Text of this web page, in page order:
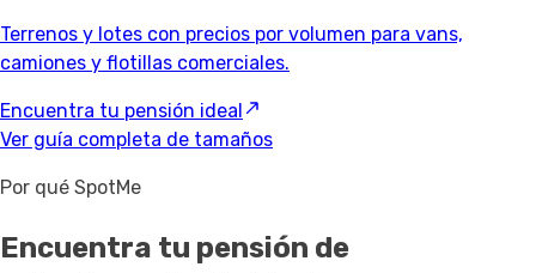
Terrenos y lotes con precios por volumen para vans,
camiones y flotillas comerciales.
Encuentra tu pensión ideal
Ver guía completa de tamaños
Por qué SpotMe
Encuentra tu pensión de